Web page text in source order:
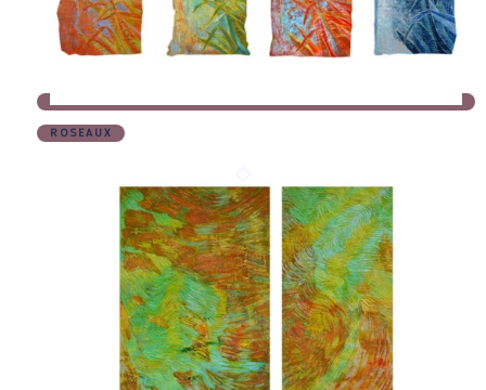
ROSEAUX